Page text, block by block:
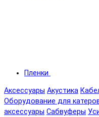
Пленки
Аксессуары Акустика
Оборудование для
аксессуары Сабвуферы